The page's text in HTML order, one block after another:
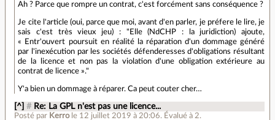
Ah ? Parce que rompre un contrat, c'est forcément sans conséquence ?
Je cite l'article (oui, parce que moi, avant d'en parler, je préfere le lire, je
sais c'est très vieux jeu) : "Elle (NdCHP : la juridiction) ajoute,
« Entr'ouvert poursuit en réalité la réparation d'un dommage généré
par l'inexécution par les sociétés défenderesses d'obligations résultant
de la licence et non pas la violation d'une obligation extérieure au
contrat de licence »."
Y'a bien un dommage à réparer. Ca peut couter cher…
[^] # Re: La GPL n'est pas une licence...
Posté par Kerro le 12 juillet 2019 à 20:06. Évalué à 2.